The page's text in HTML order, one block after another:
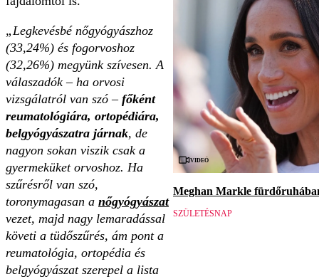
„Legkevésbé nőgyógyászhoz
(33,24%) és fogorvoshoz
(32,26%) megyünk szívesen. A
válaszadók – ha orvosi
vizsgálatról van szó – főként
reumatológiára, ortopédiára,
belgyógyászatra járnak, de
nagyon sokan viszik csak a
gyermeküket orvoshoz. Ha
szűrésről van szó,
toronymagasan a nőgyógyászat
vezet, majd nagy lemaradással
követi a tüdőszűrés, ám pont a
reumatológia, ortopédia és
belgyógyászat szerepel a lista
Videó
Meghan Markle
SZÜLETÉSNAP